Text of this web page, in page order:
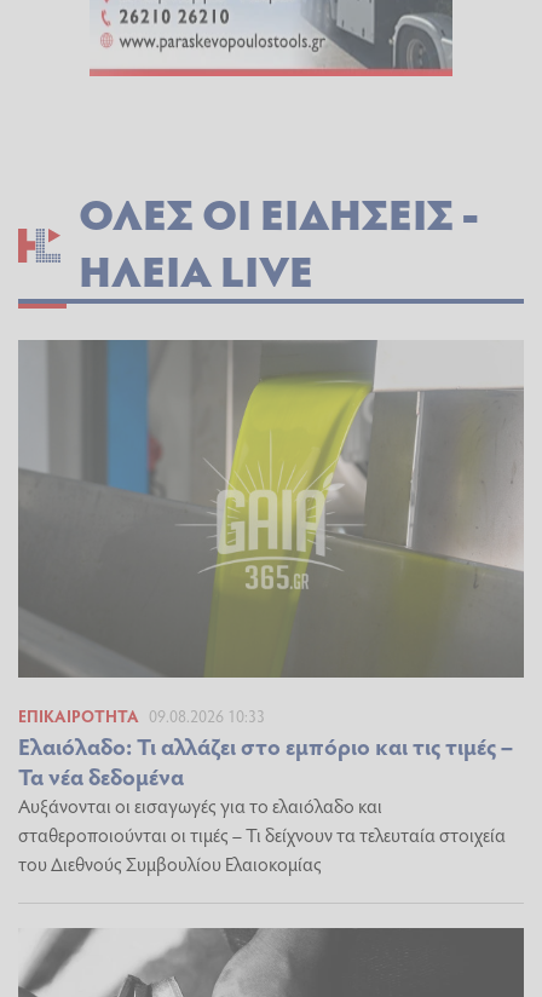
ΟΛΕΣ ΟΙ ΕΙΔΗΣΕΙΣ -
ΗΛΕΊΑ LIVE
Ελαιόλαδο: Τι αλλάζει στο εμπόριο και τις τιμές –
Τα νέα δεδομένα
Αυξάνονται οι εισαγωγές για το ελαιόλαδο και
σταθεροποιούνται οι τιμές – Τι δείχνουν τα τελευταία στοιχεία
του Διεθνούς Συμβουλίου Ελαιοκομίας
ΕΠΙΚΑΙΡΌΤΗΤΑ 09.08.2026 10:33